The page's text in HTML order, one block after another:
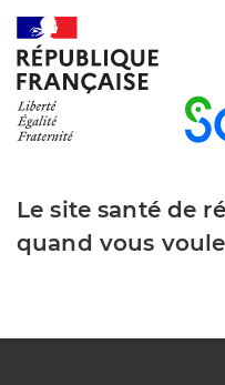
Le site santé de
quand vous